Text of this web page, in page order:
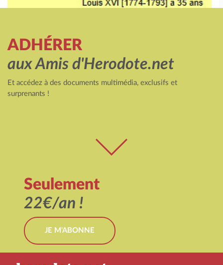
ADHÉRER
aux Amis d'Herodote.net
Et accédez à des documents multimédia, exclusifs et
surprenants !
Seulement
22€/an !
JE M'ABONNE